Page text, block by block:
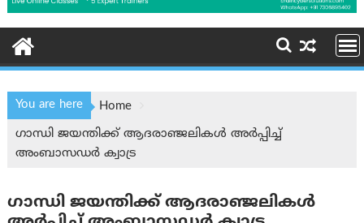
You are here
Home
ഗാന്ധി ജയന്തിക്ക് ആദരാഞ്ജലികൾ അർപ്പിച്ച്
അംബാസഡർ ക്വാട്ര
ഗാന്ധി ജയന്തിക്ക് ആദരാഞ്ജലികൾ